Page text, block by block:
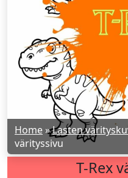
Home »Lasten
värityssivu
T-Rex